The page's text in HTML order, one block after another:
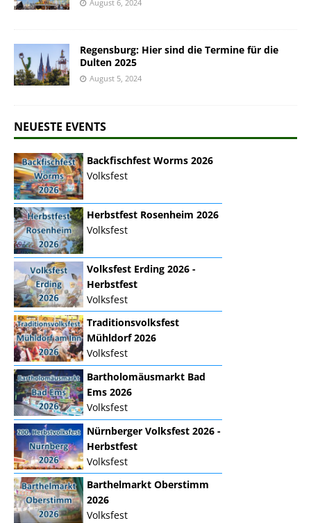
August 6, 2024
Regensburg: Hier sind die Termine für die
Dulten 2025
August 5, 2024
NEUESTE EVENTS
Backfischfest Worms 2026
Volksfest
Herbstfest Rosenheim 2026
Volksfest
Volksfest Erding 2026 -
Herbstfest
Volksfest
Traditionsvolksfest
Mühldorf 2026
Volksfest
Bartholomäusmarkt Bad
Ems 2026
Volksfest
Nürnberger Volksfest 2026 -
Herbstfest
Volksfest
Barthelmarkt Oberstimm
2026
Volksfest